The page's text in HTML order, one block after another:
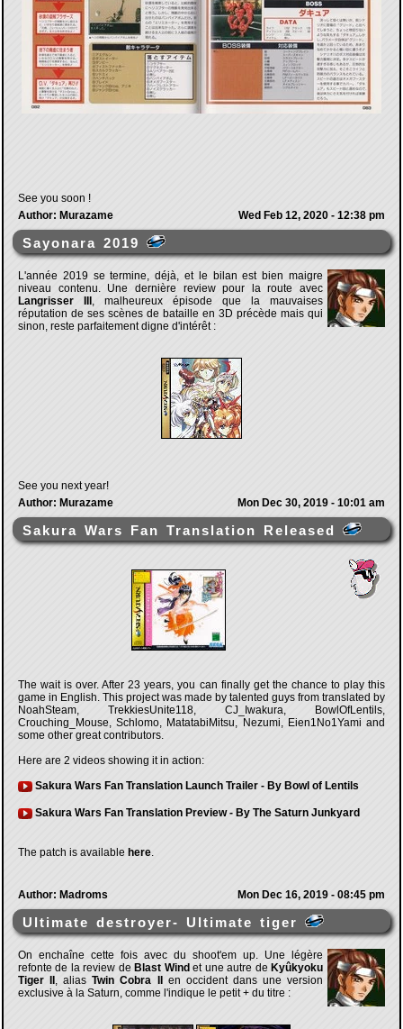
See you soon !
Author: Murazame
Wed Feb 12, 2020 - 12:38 pm
Sayonara 2019
L'année 2019 se termine, déjà, et le bilan est bien maigre
niveau contenu. Une dernière review pour la route avec
Langrisser III , malheureux épisode que la mauvaises
réputation de ses scènes de bataille en 3D précède mais qui
sinon, reste parfaitement digne d'intérêt :
See you next year!
Author: Murazame
Mon Dec 30, 2019 - 10:01 am
Sakura Wars Fan Translation Released
The wait is over. After 23 years, you can finally get the chance to play this
game in English. This project was made by talented guys from translated by
NoahSteam, TrekkiesUnite118, CJ_Iwakura, BowlOfLentils,
Crouching_Mouse, Schlomo, MatatabiMitsu, Nezumi, Eien1No1Yami and
some other great contributors.
Here are 2 videos showing it in action:
Sakura Wars Fan Translation Launch Trailer - By Bowl of Lentils
Sakura Wars Fan Translation Preview- By The Saturn Junkyard
The patch is available here
Author: Madroms Mon Dec 16, 2019 - 08:45 pm
Ultimate destroyer- Ultimate tiger
On enchaîne cette fois avec du shoot'em up. Une légère
refonte de la review deBlast Windet une autre deKyûkyoku
Tiger II , aliasTwin Cobra IIen occident dans une version
exclusive à la Saturn, comme l'indique le petit + du titre :